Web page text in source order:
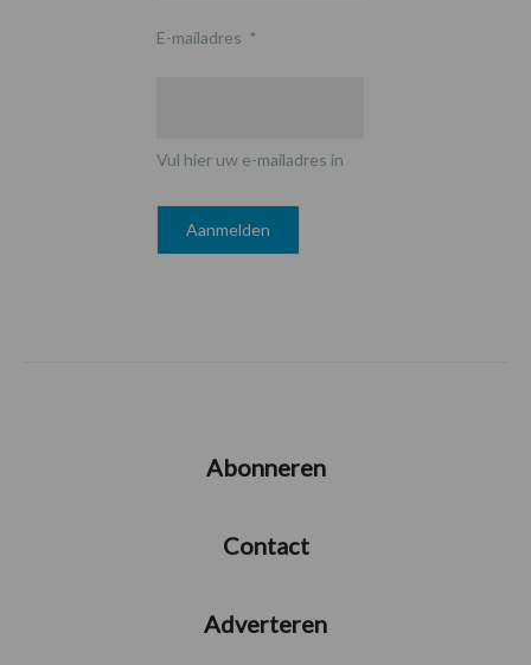
E-mailadres *
Vul hier uw e-mailadres in
Abonneren
Contact
Adverteren